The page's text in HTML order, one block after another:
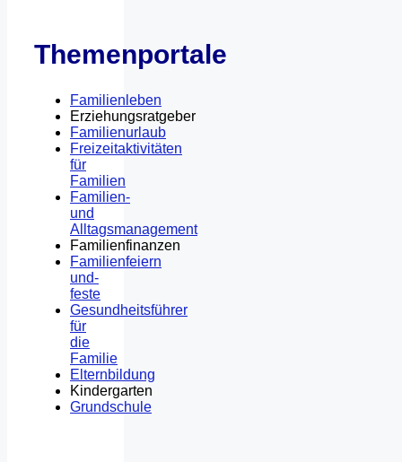
Themenportale
Familienleben
Erziehungsratgeber
Familienurlaub
Freizeitaktivitäten
für
Familien
Familien-
und
Alltagsmanagement
Familienfinanzen
Familienfeiern
und-
feste
Gesundheitsführer
für
die
Familie
Elternbildung
Kindergarten
Grundschule